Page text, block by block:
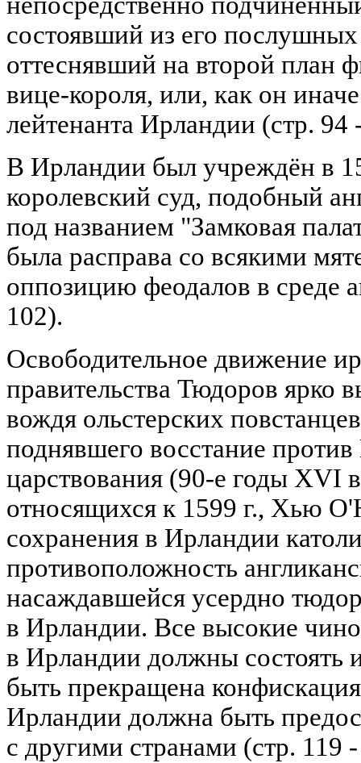
состоявший из его
оттеснявший на второй план
вице-короля, или, как он
лейтенанта Ирландии (стр. 94
В Ирландии был учреждён в
королевский суд, подобный
под названием "Замковая
была расправа со всякими
оппозицию феодалов в среде
102).
Освободительное движение
правительства Тюдоров ярко
вождя ольстерских
поднявшего восстание
царствования (90-е годы XVI
относящихся к 1599 г., Хью
сохранения в Ирландии
противоположность
насаждавшейся усердно
в Ирландии. Все высокие
в Ирландии должны состоять
быть прекращена
Ирландии должна быть
с другими странами (стр. 119